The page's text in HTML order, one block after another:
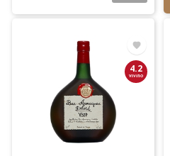
4.2